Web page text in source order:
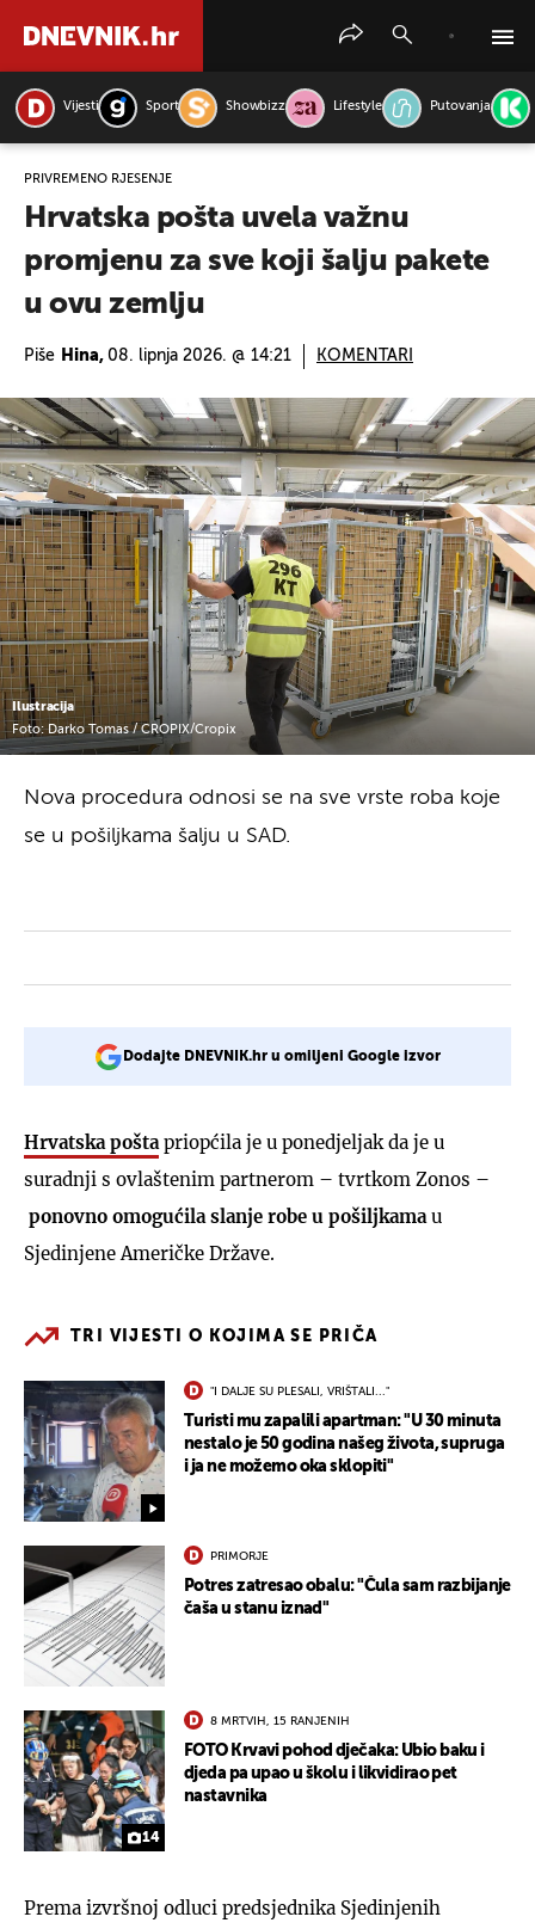
Vijesti Sport Showbizz Lifestyle Putovanja
PRIVREMENO RJEŠENJE
Hrvatska pošta uvela važnu
promjenu za sve koji šalju pakete
u ovu zemlju
Piše Hina, 08. lipnja 2026. @ 14:21 KOMENTARI
Ilustracija
Foto: Darko Tomas / CROPIX/Cropix
Nova procedura odnosi se na sve vrste roba koje
se u pošiljkama šalju u SAD.
Dodajte DNEVNIK.hr u omiljeni Google izvor
Hrvatska pošta priopćila je u ponedjeljak da je u
suradnji s ovlaštenim partnerom – tvrtkom Zonos –
ponovno omogućila slanje robe u pošiljkama u
Sjedinjene Američke Države.
TRI VIJESTI O KOJIMA SE PRIČA
"I DALJE SU PLESALI, VRIŠTALI..."
Turisti mu zapalili apartman: "U 30 minuta
nestalo je 50 godina našeg života, supruga
i ja ne možemo oka sklopiti"
PRIMORJE
Potres zatresao obalu: "Čula sam razbijanje
čaša u stanu iznad"
14
8 MRTVIH, 15 RANJENIH
FOTO Krvavi pohod dječaka: Ubio baku i
djeda pa upao u školu i likvidirao pet
nastavnika
Prema izvršnoj odluci predsjednika Sjedinjenih
PRETRAŽITE VIJESTI